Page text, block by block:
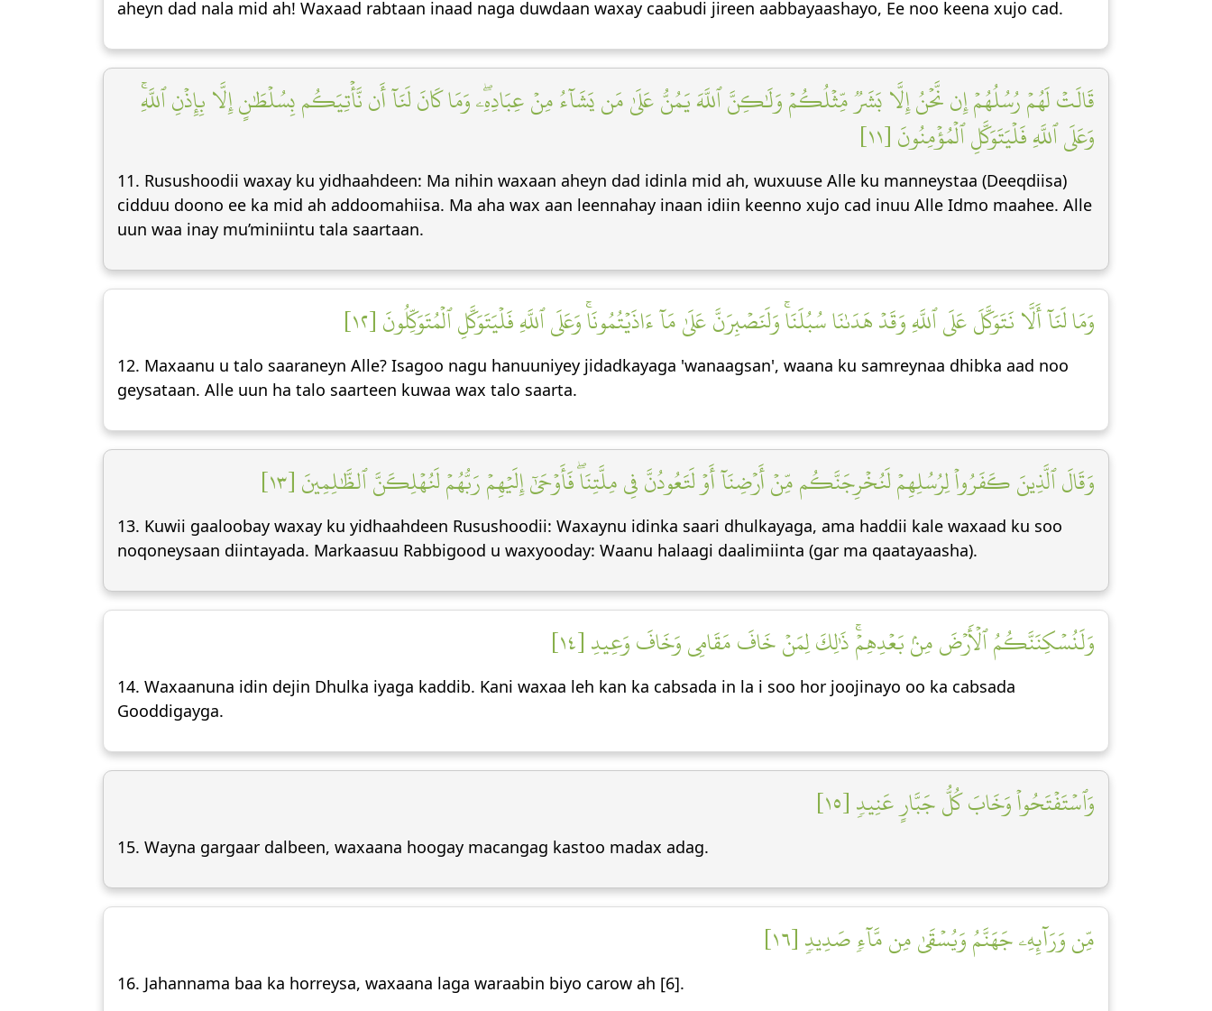
aheyn dad nala mid ah! Waxaad rabtaan inaad naga duwdaan waxay caabudi jireen aabbayaashayo, Ee noo keena xujo cad.
قَالَتۡ لَهُمۡ رُسُلُهُمۡ إِن نَّحۡنُ إِلَّا بَشَرٞ مِّثۡلُكُمۡ وَلَٰكِنَّ ٱللَّهَ يَمُنُّ عَلَىٰ مَن يَشَآءُ مِنۡ عِبَادِهِۦۖ وَمَا كَانَ لَنَآ أَن نَّأۡتِيَكُم بِسُلۡطَٰنٍ إِلَّا بِإِذۡنِ ٱللَّهِۚ
وَعَلَى ٱللَّهِ فَلۡيَتَوَكَّلِ ٱلۡمُؤۡمِنُونَ [١١]
11. Rusushoodii waxay ku yidhaahdeen: Ma nihin waxaan aheyn dad idinla mid ah, wuxuuse Alle ku manneystaa (Deeqdiisa)
cidduu doono ee ka mid ah addoomahiisa. Ma aha wax aan leennahay inaan idiin keenno xujo cad inuu Alle Idmo maahee. Alle
uun waa inay mu’miniintu tala saartaan.
وَمَا لَنَآ أَلَّا نَتَوَكَّلَ عَلَى ٱللَّهِ وَقَدۡ هَدَىٰنَا سُبُلَنَاۚ وَلَنَصۡبِرَنَّ عَلَىٰ مَآ ءَاذَيۡتُمُونَاۚ وَعَلَى ٱللَّهِ فَلۡيَتَوَكَّلِ ٱلۡمُتَوَكِّلُونَ [١٢]
12. Maxaanu u talo saaraneyn Alle? Isagoo nagu hanuuniyey jidadkayaga 'wanaagsan', waana ku samreynaa dhibka aad noo
geysataan. Alle uun ha talo saarteen kuwaa wax talo saarta.
وَقَالَ ٱلَّذِينَ كَفَرُواْ لِرُسُلِهِمۡ لَنُخۡرِجَنَّكُم مِّنۡ أَرۡضِنَآ أَوۡ لَتَعُودُنَّ فِي مِلَّتِنَاۖ فَأَوۡحَىٰٓ إِلَيۡهِمۡ رَبُّهُمۡ لَنُهۡلِكَنَّ ٱلظَّٰلِمِينَ [١٣]
13. Kuwii gaaloobay waxay ku yidhaahdeen Rusushoodii: Waxaynu idinka saari dhulkayaga, ama haddii kale waxaad ku soo
noqoneysaan diintayada. Markaasuu Rabbigood u waxyooday: Waanu halaagi daalimiinta (gar ma qaatayaasha).
وَلَنُسۡكِنَنَّكُمُ ٱلۡأَرۡضَ مِنۢ بَعۡدِهِمۡۚ ذَٰلِكَ لِمَنۡ خَافَ مَقَامِي وَخَافَ وَعِيدِ [١٤]
14. Waxaanuna idin dejin Dhulka iyaga kaddib. Kani waxaa leh kan ka cabsada in la i soo hor joojinayo oo ka cabsada
Gooddigayga.
وَٱسۡتَفۡتَحُواْ وَخَابَ كُلُّ جَبَّارٍ عَنِيدٖ [١٥]
15. Wayna gargaar dalbeen, waxaana hoogay macangag kastoo madax adag.
مِّن وَرَآئِهِۦ جَهَنَّمُ وَيُسۡقَىٰ مِن مَّآءٖ صَدِيدٖ [١٦]
16. Jahannama baa ka horreysa, waxaana laga waraabin biyo carow ah [6].